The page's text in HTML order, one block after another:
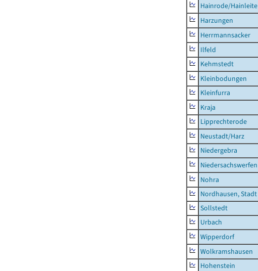
Hainrode/Hainleite
Harzungen
Herrmannsacker
Ilfeld
Kehmstedt
Kleinbodungen
Kleinfurra
Kraja
Lipprechterode
Neustadt/Harz
Niedergebra
Niedersachswerfen
Nohra
Nordhausen, Stadt
Sollstedt
Urbach
Wipperdorf
Wolkramshausen
Hohenstein